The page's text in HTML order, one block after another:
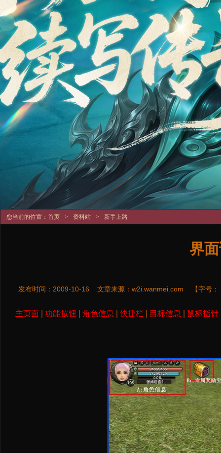
您当前的位置： 首页 > 资料站 > 新手上路
界
发布时间：2009-10-16 文章来源： w2i.wanmei.com 【字号：
主页面 功能按钮 角色信息 |快捷栏 目标信息 鼠标指针